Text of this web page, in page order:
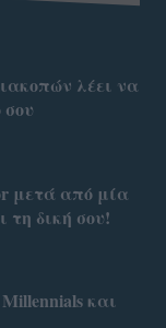
λέει να
μετά από μία
δική σου!
και